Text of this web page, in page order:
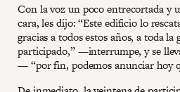
Con la voz un poco entrecortada y
cara, les dijo: “Este edificio lo
gracias a todos estos años, a toda la
participado,” —interrumpe, y se
— “por fin, podemos anunciar hoy